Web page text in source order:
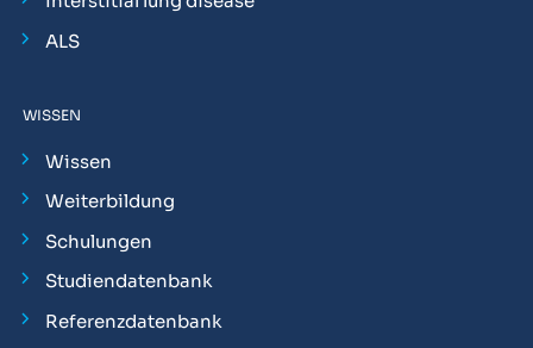
ALS
WISSEN
Wissen
Weiterbildung
Schulungen
Studiendatenbank
Referenzdatenbank